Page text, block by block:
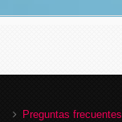
Preguntas frecuentes